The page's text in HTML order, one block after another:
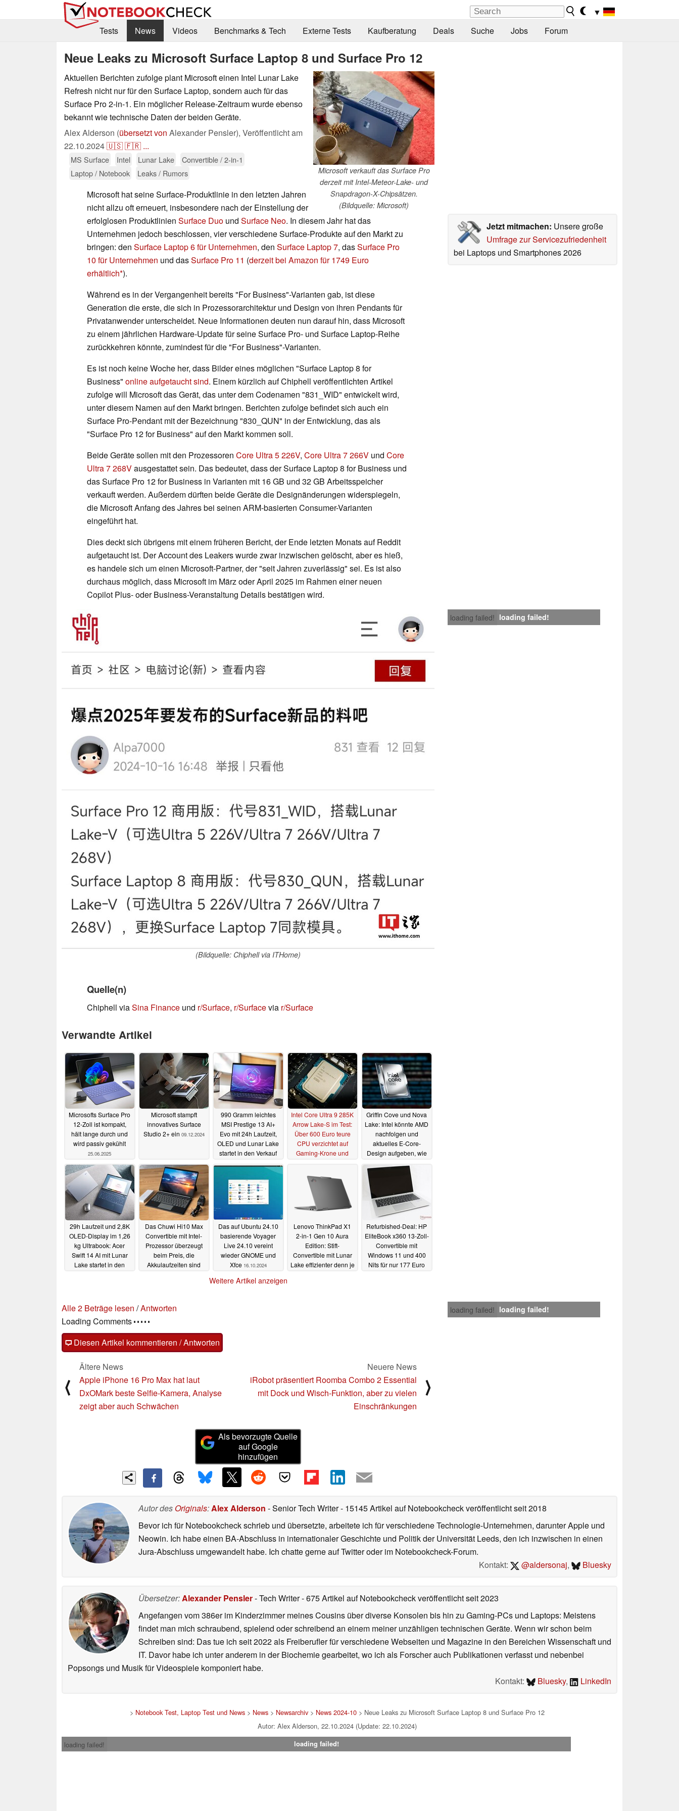
▼
Tests
News Videos Benchmarks & Tech Externe Tests Kaufberatung Deals Suche Jobs Forum
Neue Leaks zu Microsoft Surface Laptop 8 und Surface Pro 12
Microsoft verkauft das Surface Pro
derzeit mit Intel-Meteor-Lake- und
Snapdragon-X-Chipsätzen.
(Bildquelle: Microsoft)
Aktuellen Berichten zufolge plant Microsoft einen Intel Lunar Lake
Refresh nicht nur für den Surface Laptop, sondern auch für das
Surface Pro 2-in-1. Ein möglicher Release-Zeitraum wurde ebenso
bekannt wie technische Daten der beiden Geräte.
Alex Alderson (übersetzt von Alexander Pensler), Veröffentlicht am
22.10.2024🇺🇸🇫🇷 ...
MS Surface Intel Lunar Lake
Convertible / 2-in-1
Laptop / Notebook
Leaks / Rumors
Jetzt mitmachen: Unsere große
Umfrage zur Servicezufriedenheit
bei Laptops und Smartphones 2026
Microsoft hat seine Surface-Produktlinie in den letzten Jahren
nicht allzu oft erneuert, insbesondere nach der Einstellung der
erfolglosen Produktlinien Surface Duo und Surface Neo. In diesem Jahr hat das
Unternehmen jedoch beschlossen, vier verschiedene Surface-Produkte auf den Markt zu
bringen: den Surface Laptop 6 für Unternehmen, den Surface Laptop 7, dasSurface Pro
10 für Unternehmen und dasSurface Pro 11 (derzeit bei Amazon für 1749 Euro
erhältlich ).
Während es in der Vergangenheit bereits "For Business"-Varianten gab, ist diese
Generation die erste, die sich in Prozessorarchitektur und Design von ihren Pendants für
Privatanwender unterscheidet. Neue Informationen deuten nun darauf hin, dass Microsoft
zu einem jährlichen Hardware-Update für seine Surface Pro- und Surface Laptop-Reihe
zurückkehren könnte, zumindest für die "For Business"-Varianten.
Es ist noch keine Woche her, dass Bilder eines möglichen "Surface Laptop 8 for
Business" online aufgetaucht sind. Einem kürzlich auf Chiphell veröffentlichten Artikel
zufolge will Microsoft das Gerät, das unter dem Codenamen "831_WID" entwickelt wird,
unter diesem Namen auf den Markt bringen. Berichten zufolge befindet sich auch ein
Surface Pro-Pendant mit der Bezeichnung "830_QUN" in der Entwicklung, das als
"Surface Pro 12 for Business" auf den Markt kommen soll.
Beide Geräte sollen mit den Prozessoren Core Ultra 5 226V, Core Ultra 7 266V und Core
Ultra 7 268Vausgestattet sein. Das bedeutet, dass der Surface Laptop 8 for Business und
das Surface Pro 12 for Business in Varianten mit 16 GB und 32 GB Arbeitsspeicher
verkauft werden. Außerdem dürften beide Geräte die Designänderungen widerspiegeln,
die Microsoft Anfang des Jahres bei seinen ARM-basierten Consumer-Varianten
eingeführt hat.
Dies deckt sich übrigens mit einem früheren Bericht, der Ende letzten Monats auf Reddit
aufgetaucht ist. Der Account des Leakers wurde zwar inzwischen gelöscht, aber es hieß,
es handele sich um einen Microsoft-Partner, der "seit Jahren zuverlässig" sei. Es ist also
durchaus möglich, dass Microsoft im März oder April 2025 im Rahmen einer neuen
Copilot Plus- oder Business-Veranstaltung Details bestätigen wird.
loading failed! loading failed!
(Bildquelle: Chiphell via ITHome)
Quelle(n)
Chiphell viaSina Finance und r/Surface, r/Surfacevia r/Surface
Verwandte Artikel
Microsofts Surface Pro
12-Zoll ist kompakt,
hält lange durch und
wird passiv gekühlt
25.06.2025
Microsoft stampft
innovatives Surface
Studio 2+ ein 09.12.2024
990 Gramm leichtes
MSI Prestige 13 AI+
Evo mit 24h Laufzeit,
OLED und Lunar Lake
startet in den Verkauf
Intel Core Ultra 9 285K
Arrow Lake-S im Test:
Über 600 Euro teure
CPU verzichtet auf
Gaming-Krone und
AMD Zen 5 Ryzen
9000 gleich
24.10.2024
Griffin Cove und Nova
Lake: Intel könnte AMD
nachfolgen und
aktuelles E-Core-
Design aufgeben, wie
Cores andeutet
29h Laufzeit und 2,8K
OLED-Display im 1,26
kg Ultrabook: Acer
Swift 14 AI mit Lunar
Lake startet in den
Das Chuwi Hi10 Max
Convertible mit Intel-
Prozessor überzeugt
beim Preis, die
Akkulaufzeiten sind
Das auf Ubuntu 24.10
basierende Voyager
Live 24.10 vereint
wieder GNOME und
Xfce 16.10.2024
Lenovo ThinkPad X1
2-in-1 Gen 10 Aura
Edition: Stift-
Convertible mit Lunar
Lake effizienter denn je
Refurbished-Deal: HP
EliteBook x360 13-Zoll-
Convertible mit
Windows 11 und 400
Nits für nur 177 Euro
Weitere Artikel anzeigen
loading failed! loading failed!
Alle 2 Beträge lesen /Antworten
Loading Comments
Diesen Artikel kommentieren / Antworten
⟨
Ältere News
Apple iPhone 16 Pro Max hat laut
DxOMark beste Selfie-Kamera, Analyse
zeigt aber auch Schwächen
Neuere News
iRobot präsentiert Roomba Combo 2 Essential
mit Dock und Wisch-Funktion, aber zu vielen
Einschränkungen
⟩
Als bevorzugte Quelle
auf Google
hinzufügen
Autor des Originals:Alex Alderson - Senior Tech Writer- 15145 Artikel auf Notebookcheck veröffentlichtseit 2018
Bevor ich für Notebookcheck schrieb und übersetzte, arbeitete ich für verschiedene Technologie-Unternehmen, darunter Apple und
Neowin. Ich habe einen BA-Abschluss in internationaler Geschichte und Politik der Universität Leeds, den ich inzwischen in einen
Jura-Abschluss umgewandelt habe. Ich chatte gerne auf Twitter oder im Notebookcheck-Forum.
Kontakt:
@aldersonaj, Bluesky
Übersetzer:Alexander Pensler- Tech Writer- 675 Artikel auf Notebookcheck veröffentlichtseit 2023
Angefangen vom 386er im Kinderzimmer meines Cousins über diverse Konsolen bis hin zu Gaming-PCs und Laptops: Meistens
findet man mich schraubend, spielend oder schreibend an einem meiner unzähligen technischen Geräte. Wenn wir schon beim
Schreiben sind: Das tue ich seit 2022 als Freiberufler für verschiedene Webseiten und Magazine in den Bereichen Wissenschaft und
IT. Davor habe ich unter anderem in der Biochemie gearbeitet, wo ich als Forscher auch Publikationen verfasst und nebenbei
Popsongs und Musik für Videospiele komponiert habe.
Kontakt:
Bluesky, LinkedIn
> Notebook Test, Laptop Test und News> News> Newsarchiv> News 2024-10> Neue Leaks zu Microsoft Surface Laptop 8 und Surface Pro 12
Autor: Alex Alderson, 22.10.2024 (Update: 22.10.2024)
loading failed!
loading failed!